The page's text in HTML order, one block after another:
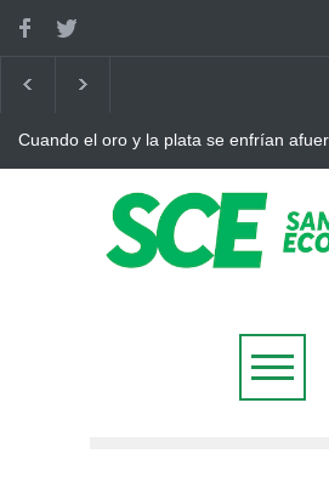
Cuando el oro y la plata se enfrían